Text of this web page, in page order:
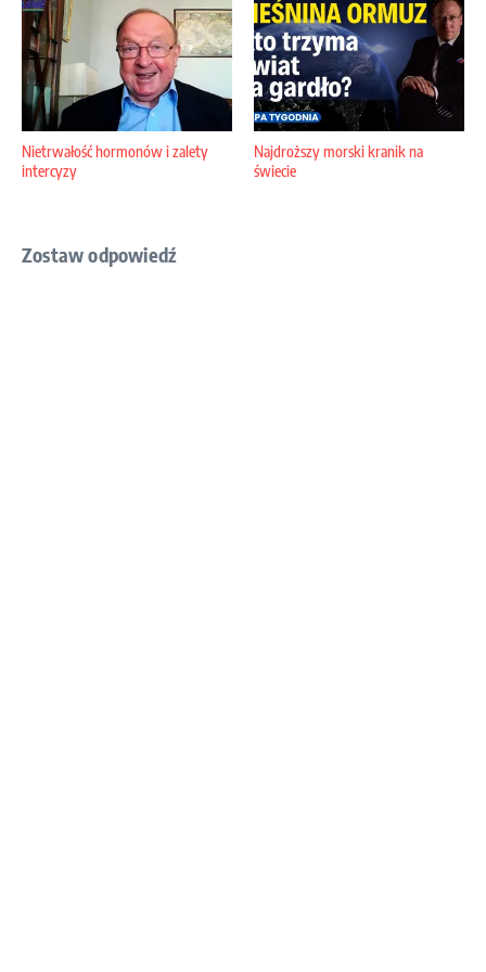
Nietrwałość hormonów i zalety
intercyzy
Najdroższy morski kranik na
świecie
Zostaw odpowiedź